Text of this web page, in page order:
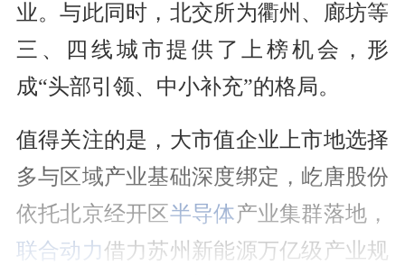
业。与此同时，北交所为衢州、廊坊等
三、四线城市提供了上榜机会，形
成“头部引领、中小补充”的格局。
值得关注的是，大市值企业上市地选择
多与区域产业基础深度绑定，屹唐股份
依托北京经开区半导体产业集群落地，
联合动力借力苏州新能源万亿级产业规